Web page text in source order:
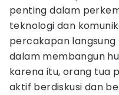
penting dalam
teknologi dan
percakapan
dalam membangun
karena itu, orang tua
aktif berdiskusi dan